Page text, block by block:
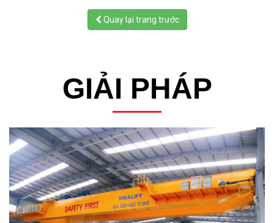
Quay lại trang trước
GIẢI PHÁP